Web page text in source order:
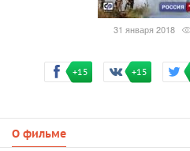
31 января 2018
+15 +15
О фильме